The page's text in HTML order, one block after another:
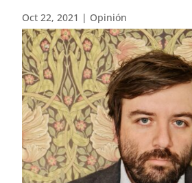
Oct 22, 2021 | Opinión